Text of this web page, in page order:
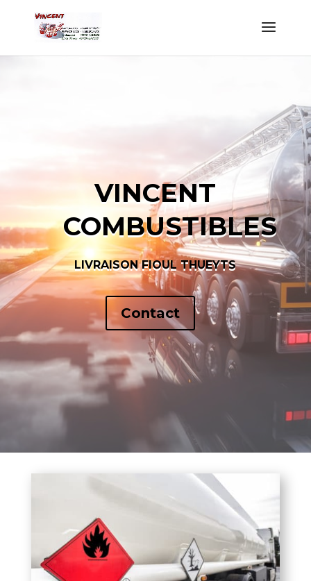
VINCENT
COMBUSTIBLES
LIVRAISON FIOUL THUEYTS
Contact